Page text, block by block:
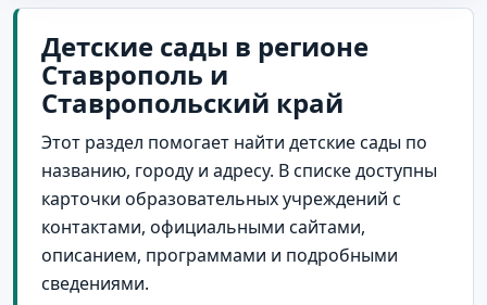
Ипатово
село Александровское
Новопавловск
Изобильный
поселок городского типа Иноземцево
Детские сады в регионе
Ставрополь и
Ставропольский край
Этот раздел помогает найти детские сады по
названию, городу и адресу. В списке доступны
карточки образовательных учреждений с
контактами, официальными сайтами,
описанием, программами и подробными
сведениями.